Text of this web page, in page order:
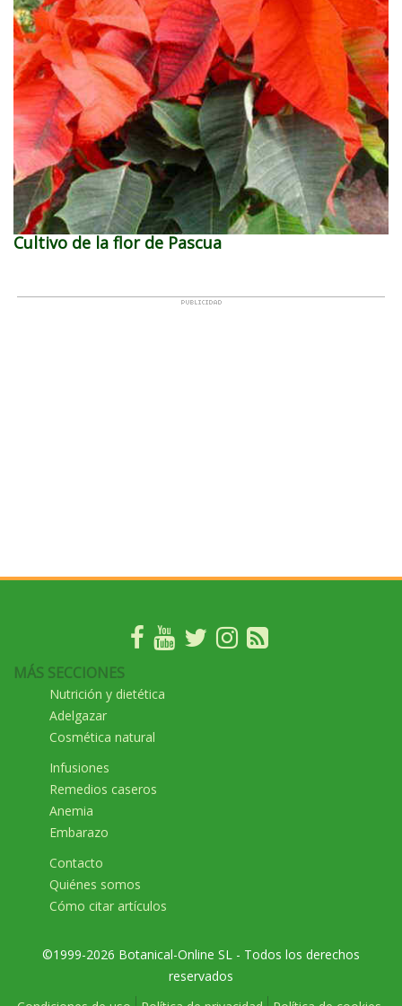
Cultivo de la flor de Pascua
MÁS SECCIONES
Nutrición y dietética
Adelgazar
Cosmética natural
Infusiones
Remedios caseros
Anemia
Embarazo
Contacto
Quiénes somos
Cómo citar artículos
©1999-2026 Botanical-Online SL - Todos los derechos
reservados